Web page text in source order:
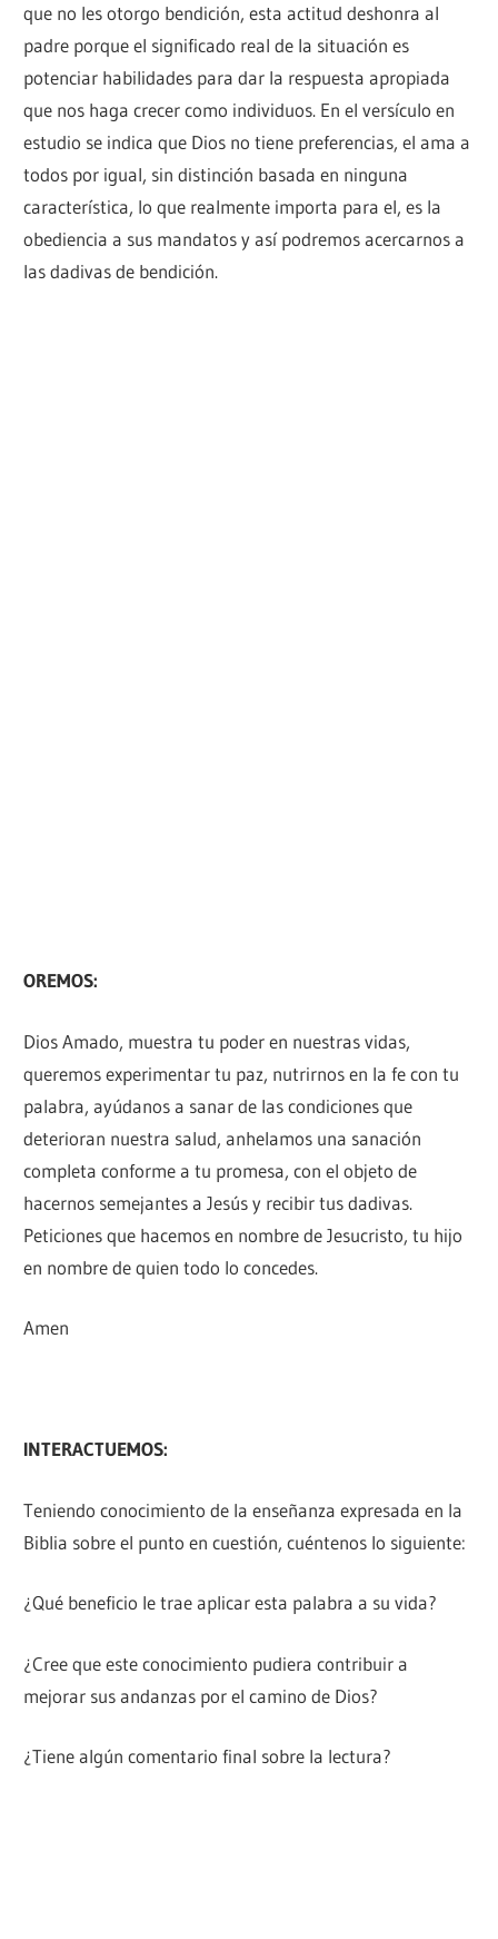
que no les otorgo bendición, esta actitud deshonra al
padre porque el significado real de la situación es
potenciar habilidades para dar la respuesta apropiada
que nos haga crecer como individuos. En el versículo en
estudio se indica que Dios no tiene preferencias, el ama a
todos por igual, sin distinción basada en ninguna
característica, lo que realmente importa para el, es la
obediencia a sus mandatos y así podremos acercarnos a
las dadivas de bendición.
OREMOS:
Dios Amado, muestra tu poder en nuestras vidas,
queremos experimentar tu paz, nutrirnos en la fe con tu
palabra, ayúdanos a sanar de las condiciones que
deterioran nuestra salud, anhelamos una sanación
completa conforme a tu promesa, con el objeto de
hacernos semejantes a Jesús y recibir tus dadivas.
Peticiones que hacemos en nombre de Jesucristo, tu hijo
en nombre de quien todo lo concedes.
Amen
INTERACTUEMOS:
Teniendo conocimiento de la enseñanza expresada en la
Biblia sobre el punto en cuestión, cuéntenos lo siguiente:
¿Qué beneficio le trae aplicar esta palabra a su vida?
¿Cree que este conocimiento pudiera contribuir a
mejorar sus andanzas por el camino de Dios?
¿Tiene algún comentario final sobre la lectura?